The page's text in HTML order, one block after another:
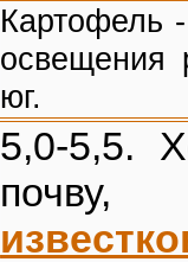
Картофель
освещения
юг.
5,0-5,5.